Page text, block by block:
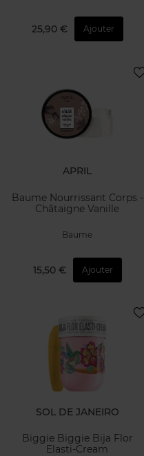
25,90 € Ajouter
APRIL
Baume Nourrissant Corps -
Châtaigne Vanille
Baume
15,50 € Ajouter
SOL DE JANEIRO
Biggie Biggie Bija Flor
Elasti-Cream